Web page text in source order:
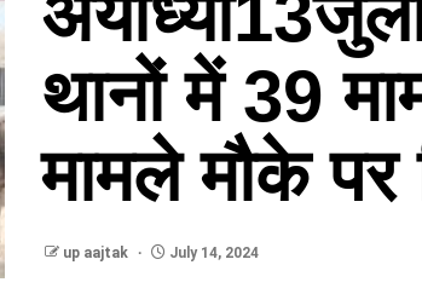
थानों में 39
मामले मौके पर
up aajtak July 14, 2024